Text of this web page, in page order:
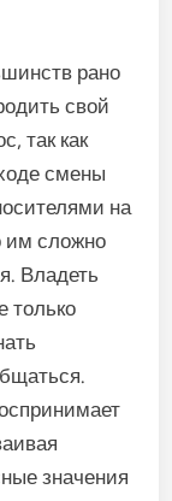
рано
свой
так как
смены
на
им сложно
Владеть
только
значения